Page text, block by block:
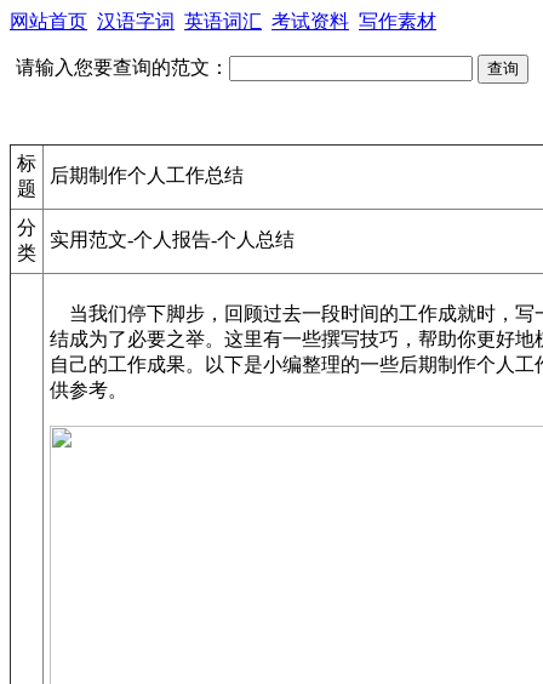
网站首页 汉语字词 英语词汇 考试资料 写作素材
请输入您要查询的范文：
标
题
后期制作个人工作总结
分
类
实用范文-个人报告-个人总结
当我们停下脚步，回顾过去一段时间的工作成就时，写
结成为了必要之举。这里有一些撰写技巧，帮助你更好地
自己的工作成果。以下是小编整理的一些后期制作个人工
供参考。